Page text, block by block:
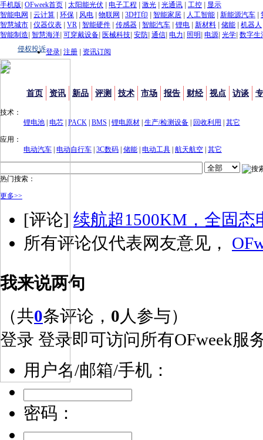
手机版 OFweek首页 太阳能光伏 电子工程 激光 光通讯 工控
显示
智能电网
云计算 环保 风电 物联网 3D打印 智能家居 人工智能 新能源汽车
智慧城市
仪器仪表 VR 智能硬件 传感器 智能汽车 锂电 新材料 储能
机器人
智能制造 智慧海洋 可穿戴设备 医械科技 安防 通信 电力 照明 电源 光学 数字生
侵权投诉登录 注册 资讯订阅
首页 资讯 新品 评测 技术 市场 报告 财经 视点 访谈
技术：
锂电池 电芯 PACK BMS 锂电原材 生产/检测设备 回收利用 其它
应用：
电动汽车 电动自行车 3C数码 储能 电动工具 航天航空 其它
热门搜索：
更多>>
[评论] 续航超1500KM，全固态
所有评论仅代表网友意见，
我来说两句
（共0条评论， 0 人参与）
登录 登录即可访问所有OFweek服
用户名/邮箱/手机：
密码：